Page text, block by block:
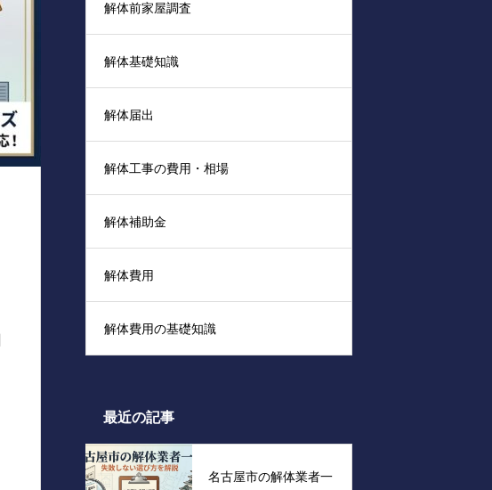
解体前家屋調査
解体基礎知識
解体届出
解体工事の費用・相場
解体補助金
解体費用
解体費用の基礎知識
最近の記事
名古屋市の解体業者一